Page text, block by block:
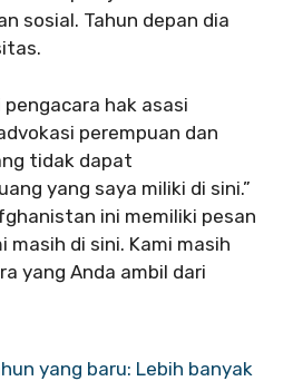
sosial. Tahun depan dia
pengacara hak asasi
perempuan dan
tidak dapat
yang saya miliki di sini.”
ini memiliki pesan
masih di sini. Kami masih
yang Anda ambil dari
yang baru: Lebih banyak